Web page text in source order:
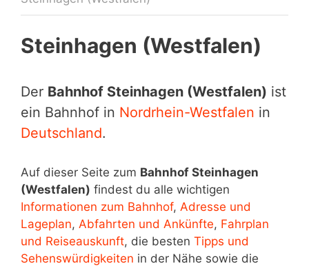
Steinhagen (Westfalen)
Der Bahnhof Steinhagen (Westfalen) ist
ein Bahnhof in Nordrhein-Westfalen in
Deutschland.
Auf dieser Seite zum Bahnhof Steinhagen
(Westfalen) findest du alle wichtigen
Informationen zum Bahnhof, Adresse und
Lageplan, Abfahrten und Ankünfte, Fahrplan
und Reiseauskunft, die besten Tipps und
Sehenswürdigkeiten in der Nähe sowie die